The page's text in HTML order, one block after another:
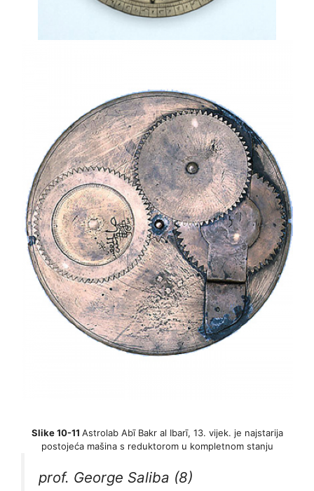
Slike 10-11 Astrolab Abī Bakr al Ibarī, 13. vijek. je najstarija
postojeća mašina s reduktorom u kompletnom stanju
prof. George Saliba (8)